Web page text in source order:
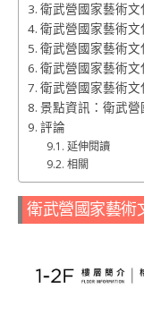
衛武營國家藝術
衛武營國家藝術
衛武營國家藝術
衛武營國家藝術
衛武營國家藝術
景點資訊：衛武
評論
延伸閱讀
相關
衛武營國家藝術